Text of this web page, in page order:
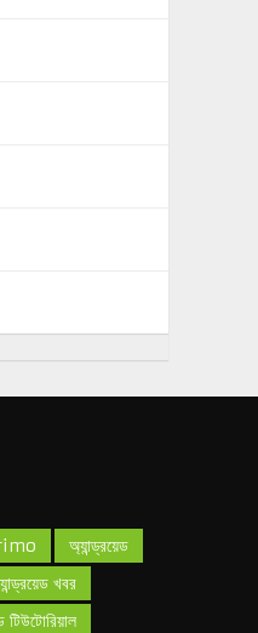
অ্যান্ড্রয়েড
খবর
টিউটোরিয়াল